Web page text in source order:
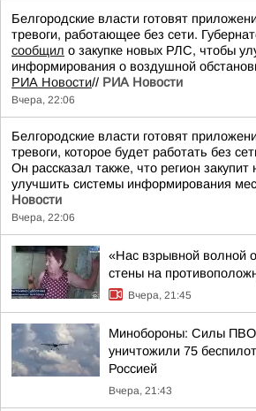
Белгородские власти готовят
тревоги, работающее без сети.
сообщил о закупке новых РЛС, чтобы
информирования о воздушной
РИА Новости// РИА Новости
Вчера, 22:06
Белгородские власти готовят
тревоги, которое будет работать без
Он рассказал также, что регион
улучшить системы информирования
Новости
Вчера, 22:06
«Нас взрывной волной
стены на
Вчера, 21:45
Минобороны: Силы ПВО
уничтожили 75
Россией
Вчера, 21:43